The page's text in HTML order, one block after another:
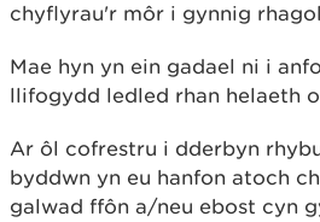
chyflyrau'r môr i gynnig
Mae hyn yn ein gadael ni i
llifogydd ledled rhan helaeth
Ar ôl cofrestru i dderbyn
byddwn yn eu hanfon atoch
galwad ffôn a/neu ebost cyn